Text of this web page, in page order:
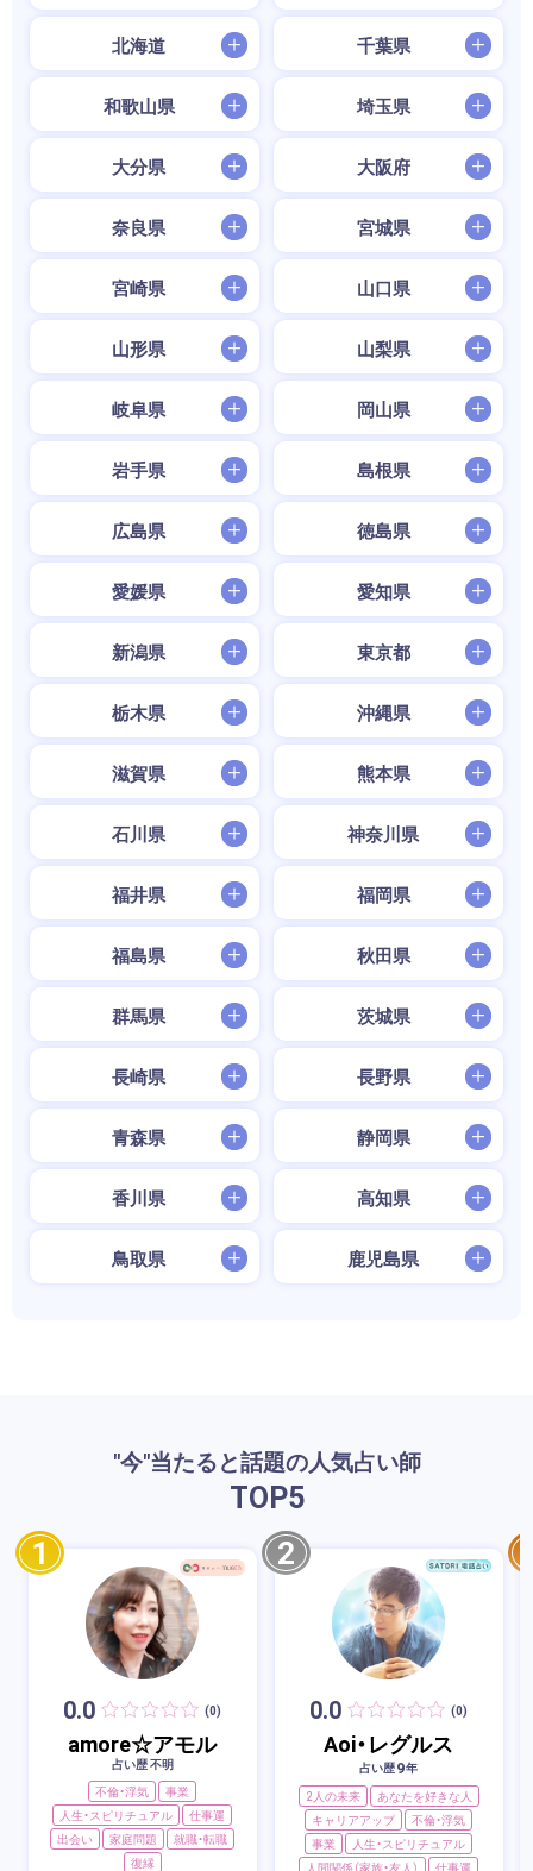
北海道 千葉県
和歌山県 埼玉県
大分県 大阪府
奈良県 宮城県
宮崎県 山口県
山形県 山梨県
岐阜県 岡山県
岩手県 島根県
広島県 徳島県
愛媛県 愛知県
新潟県 東京都
栃木県 沖縄県
滋賀県 熊本県
石川県 神奈川県
福井県 福岡県
福島県 秋田県
群馬県 茨城県
長崎県 長野県
青森県 静岡県
香川県 高知県
鳥取県 鹿児島県
"今"当たると話題の人気占い師
TOP5
1
0.0 (0)
amore☆アモル
占い歴 不明
不倫・浮気
事業
人生・スピリチュアル
仕事運
出会い
家庭問題
就職・転職
復縁
2
0.0 (0)
Aoi・レグルス
占い歴9年
2人の未来
あなたを好きな人
キャリアアップ
不倫・浮気
事業
人生・スピリチュアル
人間関係（家族・友人）
仕事運